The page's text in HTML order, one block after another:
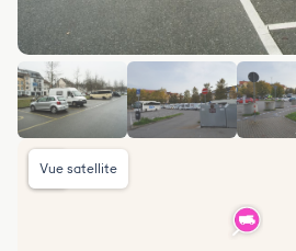
Vue satellite